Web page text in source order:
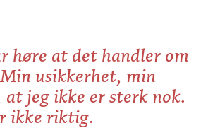
høre at det handler om
Min usikkerhet, min
at jeg ikke er sterk nok.
ikke riktig.